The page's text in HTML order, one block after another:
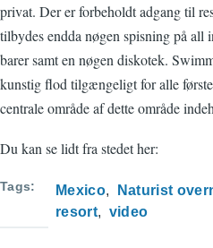
privat. Der er forbeholdt adgang til
tilbydes endda nøgen spisning på all
barer samt en nøgen diskotek.
kunstig flod tilgængeligt for alle
centrale område af dette område
Du kan se lidt fra stedet her:
Tags Mexico
Naturist
resort
video